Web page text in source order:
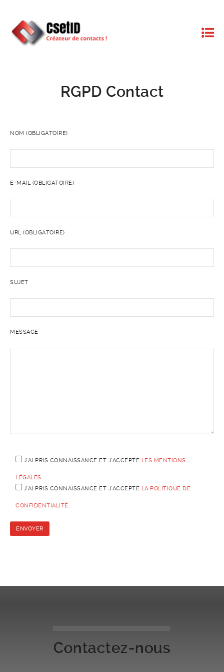
RGPD Contact
NOM (OBLIGATOIRE)
E-MAIL (OBLIGATOIRE)
URL (OBLIGATOIRE)
SUJET
MESSAGE
J'AI PRIS CONNAISSANCE ET J'ACCEPTE LES MENTIONS
LÉGALES.
J'AI PRIS CONNAISSANCE ET J'ACCEPTE LA POLITIQUE DE
CONFIDENTIALITÉ.
Contactez-nous